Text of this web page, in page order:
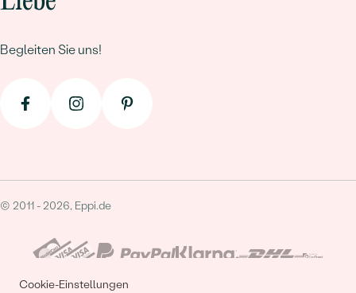
Cookie-Einstellungen
Begleiten Sie uns!
© 2011 - 2026, Eppi.de